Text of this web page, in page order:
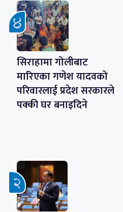
सिराहामा गोलीबाट
मारिएका गणेश यादवको
परिवारलाई प्रदेश सरकारले
पक्की घर बनाइदिने